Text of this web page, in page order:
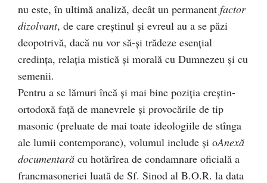
nu este, în ultimă analiză, decât un permanent factor
dizolvant, de care creştinul şi evreul au a se păzi
deopotrivă, dacă nu vor să-şi trădeze esenţial
credinţa, relaţia mistică şi morală cu Dumnezeu şi cu
semenii.
Pentru a se lămuri încă şi mai bine poziţia creştin-
ortodoxă faţă de manevrele şi provocările de tip
masonic (preluate de mai toate ideologiile de stînga
ale lumii contemporane), volumul include şi oAnexă
documentară cu hotărîrea de condamnare oficială a
francmasoneriei luată de Sf. Sinod al B.O.R. la data